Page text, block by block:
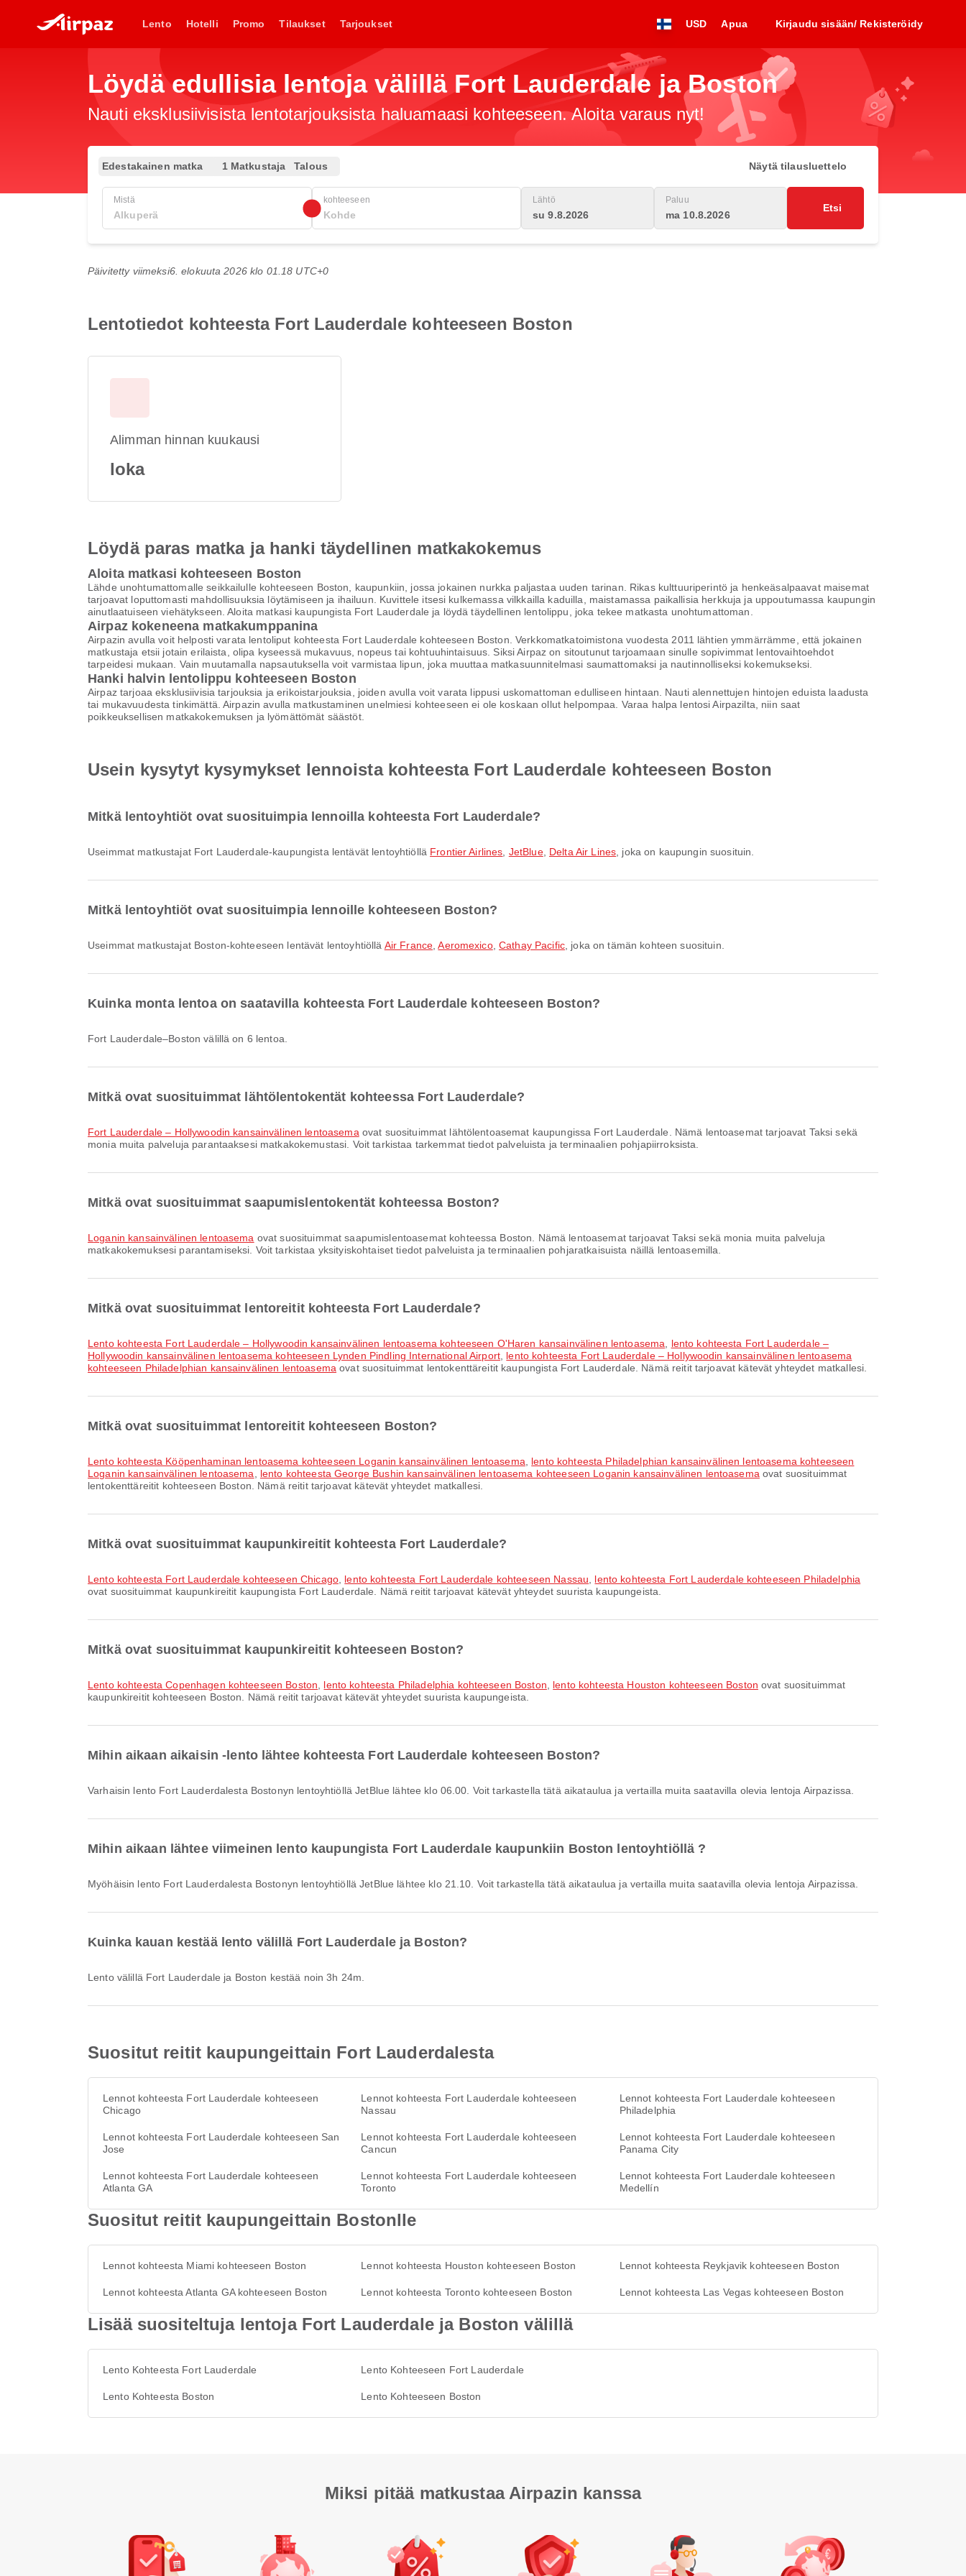
Lento Hotelli Promo Tilaukset Tarjoukset USD Apua Kirjaudu sisään/ Rekisteröidy
Löydä edullisia lentoja välillä Fort Lauderdale ja Boston
Nauti eksklusiivisista lentotarjouksista haluamaasi kohteeseen. Aloita varaus nyt!
Edestakainen matka 1 Matkustaja Talous Näytä tilausluettelo
Mistä kohteeseen Lähtö
su 9.8.2026
Paluu
ma 10.8.2026
Etsi
Päivitetty viimeksi6. elokuuta 2026 klo 01.18 UTC+0
Lentotiedot kohteesta Fort Lauderdale kohteeseen Boston
Alimman hinnan kuukausi
loka
Löydä paras matka ja hanki täydellinen matkakokemus
Aloita matkasi kohteeseen Boston
Lähde unohtumattomalle seikkailulle kohteeseen Boston, kaupunkiin, jossa jokainen nurkka paljastaa uuden tarinan. Rikas kulttuuriperintö ja henkeäsalpaavat maisemat
tarjoavat loputtomasti mahdollisuuksia löytämiseen ja ihailuun. Kuvittele itsesi kulkemassa vilkkailla kaduilla, maistamassa paikallisia herkkuja ja uppoutumassa kaupungin
ainutlaatuiseen viehätykseen. Aloita matkasi kaupungista Fort Lauderdale ja löydä täydellinen lentolippu, joka tekee matkasta unohtumattoman.
Airpaz kokeneena matkakumppanina
Airpazin avulla voit helposti varata lentoliput kohteesta Fort Lauderdale kohteeseen Boston. Verkkomatkatoimistona vuodesta 2011 lähtien ymmärrämme, että jokainen
matkustaja etsii jotain erilaista, olipa kyseessä mukavuus, nopeus tai kohtuuhintaisuus. Siksi Airpaz on sitoutunut tarjoamaan sinulle sopivimmat lentovaihtoehdot
tarpeidesi mukaan. Vain muutamalla napsautuksella voit varmistaa lipun, joka muuttaa matkasuunnitelmasi saumattomaksi ja nautinnolliseksi kokemukseksi.
Hanki halvin lentolippu kohteeseen Boston
Airpaz tarjoaa eksklusiivisia tarjouksia ja erikoistarjouksia, joiden avulla voit varata lippusi uskomattoman edulliseen hintaan. Nauti alennettujen hintojen eduista laadusta
tai mukavuudesta tinkimättä. Airpazin avulla matkustaminen unelmiesi kohteeseen ei ole koskaan ollut helpompaa. Varaa halpa lentosi Airpazilta, niin saat
poikkeuksellisen matkakokemuksen ja lyömättömät säästöt.
Usein kysytyt kysymykset lennoista kohteesta Fort Lauderdale kohteeseen Boston
Mitkä lentoyhtiöt ovat suosituimpia lennoilla kohteesta Fort Lauderdale?
Useimmat matkustajat Fort Lauderdale-kaupungista lentävät lentoyhtiöllä Frontier Airlines JetBlue, Delta Air Lines , joka on kaupungin suosituin.
Mitkä lentoyhtiöt ovat suosituimpia lennoille kohteeseen Boston?
Useimmat matkustajat Boston-kohteeseen lentävät lentoyhtiöllä Air France ,Aeromexico,Cathay Pacific , joka on tämän kohteen suosituin.
Kuinka monta lentoa on saatavilla kohteesta Fort Lauderdale kohteeseen Boston?
Fort Lauderdale–Boston välillä on 6 lentoa.
Mitkä ovat suosituimmat lähtölentokentät kohteessa Fort Lauderdale?
Fort Lauderdale – Hollywoodin kansainvälinen lentoasema ovat suosituimmat lähtölentoasemat kaupungissa Fort Lauderdale. Nämä lentoasemat tarjoavat Taksi sekä
monia muita palveluja parantaaksesi matkakokemustasi. Voit tarkistaa tarkemmat tiedot palveluista ja terminaalien pohjapiirroksista.
Mitkä ovat suosituimmat saapumislentokentät kohteessa Boston?
Loganin kansainvälinen lentoasema ovat suosituimmat saapumislentoasemat kohteessa Boston. Nämä lentoasemat tarjoavat Taksi sekä monia muita palveluja
matkakokemuksesi parantamiseksi. Voit tarkistaa yksityiskohtaiset tiedot palveluista ja terminaalien pohjaratkaisuista näillä lentoasemilla.
Mitkä ovat suosituimmat lentoreitit kohteesta Fort Lauderdale?
lento kohteesta Fort Lauderdale – Hollywoodin kansainvälinen lentoasema kohteeseen O'Haren kansainvälinen lentoasema
lento kohteesta Fort Lauderdale –
Hollywoodin kansainvälinen lentoasema kohteeseen Lynden Pindling International Airport lento kohteesta Fort Lauderdale – Hollywoodin kansainvälinen lentoasema
kohteeseen Philadelphian kansainvälinen lentoasema ovat suosituimmat lentokenttäreitit kaupungista Fort Lauderdale. Nämä reitit tarjoavat kätevät yhteydet matkallesi.
Mitkä ovat suosituimmat lentoreitit kohteeseen Boston?
lento kohteesta Kööpenhaminan lentoasema kohteeseen Loganin kansainvälinen lentoasema
lento kohteesta Philadelphian kansainvälinen lentoasema kohteeseen
Loganin kansainvälinen lentoasema
lento kohteesta George Bushin kansainvälinen lentoasema kohteeseen Loganin kansainvälinen lentoasema ovat suosituimmat
lentokenttäreitit kohteeseen Boston. Nämä reitit tarjoavat kätevät yhteydet matkallesi.
Mitkä ovat suosituimmat kaupunkireitit kohteesta Fort Lauderdale?
lento kohteesta Fort Lauderdale kohteeseen Chicago lento kohteesta Fort Lauderdale kohteeseen Nassau
lento kohteesta Fort Lauderdale kohteeseen Philadelphia
ovat suosituimmat kaupunkireitit kaupungista Fort Lauderdale. Nämä reitit tarjoavat kätevät yhteydet suurista kaupungeista.
Mitkä ovat suosituimmat kaupunkireitit kohteeseen Boston?
lento kohteesta Copenhagen kohteeseen Boston lento kohteesta Philadelphia kohteeseen Boston lento kohteesta Houston kohteeseen Boston ovat suosituimmat
kaupunkireitit kohteeseen Boston. Nämä reitit tarjoavat kätevät yhteydet suurista kaupungeista.
Mihin aikaan aikaisin -lento lähtee kohteesta Fort Lauderdale kohteeseen Boston?
Varhaisin lento Fort Lauderdalesta Bostonyn lentoyhtiöllä JetBlue lähtee klo 06.00. Voit tarkastella tätä aikataulua ja vertailla muita saatavilla olevia lentoja Airpazissa.
Mihin aikaan lähtee viimeinen lento kaupungista Fort Lauderdale kaupunkiin Boston lentoyhtiöllä ?
Myöhäisin lento Fort Lauderdalesta Bostonyn lentoyhtiöllä JetBlue lähtee klo 21.10. Voit tarkastella tätä aikataulua ja vertailla muita saatavilla olevia lentoja Airpazissa.
Kuinka kauan kestää lento välillä Fort Lauderdale ja Boston?
Lento välillä Fort Lauderdale ja Boston kestää noin 3h 24m.
Suositut reitit kaupungeittain Fort Lauderdalesta
Lennot kohteesta Fort Lauderdale kohteeseen
Chicago
Lennot kohteesta Fort Lauderdale kohteeseen
Nassau
Lennot kohteesta Fort Lauderdale kohteeseen
Philadelphia
Lennot kohteesta Fort Lauderdale kohteeseen San
Jose
Lennot kohteesta Fort Lauderdale kohteeseen
Cancun
Lennot kohteesta Fort Lauderdale kohteeseen
Panama City
Lennot kohteesta Fort Lauderdale kohteeseen
Atlanta GA
Lennot kohteesta Fort Lauderdale kohteeseen
Toronto
Lennot kohteesta Fort Lauderdale kohteeseen
Medellín
Suositut reitit kaupungeittain Bostonlle
Lennot kohteesta Miami kohteeseen Boston Lennot kohteesta Houston kohteeseen Boston Lennot kohteesta Reykjavik kohteeseen Boston
Lennot kohteesta Atlanta GA kohteeseen Boston Lennot kohteesta Toronto kohteeseen Boston Lennot kohteesta Las Vegas kohteeseen Boston
Lisää suositeltuja lentoja Fort Lauderdale ja Boston välillä
Lento Kohteesta Fort Lauderdale
Lento Kohteesta Boston
Lento Kohteeseen Fort Lauderdale
Lento Kohteeseen Boston
Miksi pitää matkustaa Airpazin kanssa